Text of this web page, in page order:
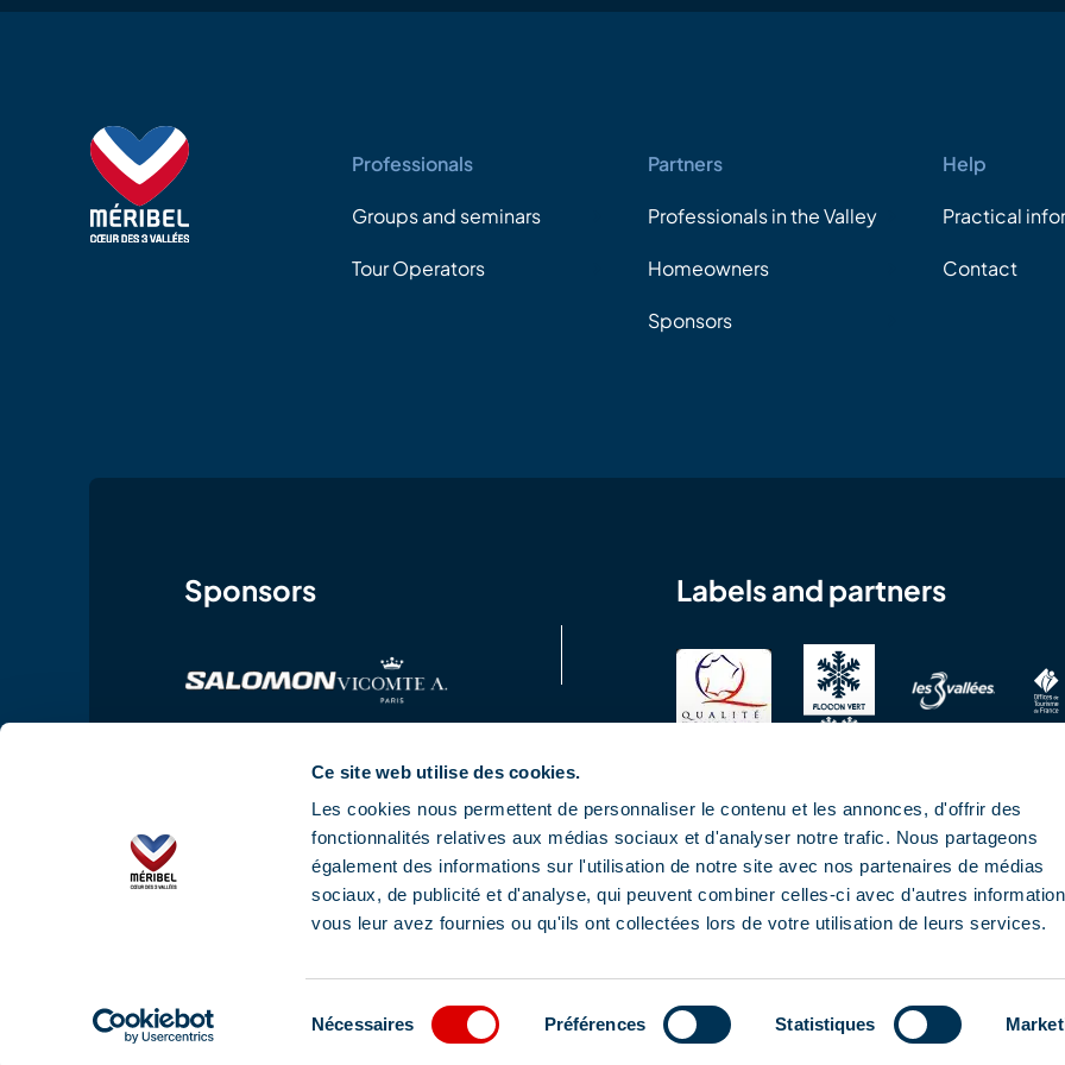
Ce site web utilise des cookies.
Les cookies nous permettent de personnaliser le contenu et les annonces, d'offrir des
fonctionnalités relatives aux médias sociaux et d'analyser notre trafic. Nous partageons
également des informations sur l'utilisation de notre site avec nos partenaires de médias
sociaux, de publicité et d'analyse, qui peuvent combiner celles-ci avec d'autres
vous leur avez fournies ou qu'ils ont collectées lors de votre utilisation de leurs services.
Nécessaires Préférences Statistiques
Professionals
Groups and seminars
Tour Operators
Partners
Professionals in the Valley
Homeowners
Sponsors
Help
Practical
Contact
Sponsors Labels and partners